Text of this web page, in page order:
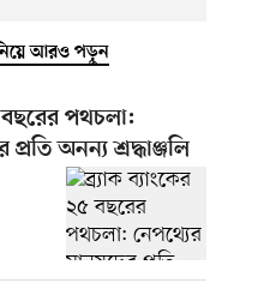
নিয়ে আরও পড়ুন
বছরের পথচলা:
অনন্য শ্রদ্ধাঞ্জলি